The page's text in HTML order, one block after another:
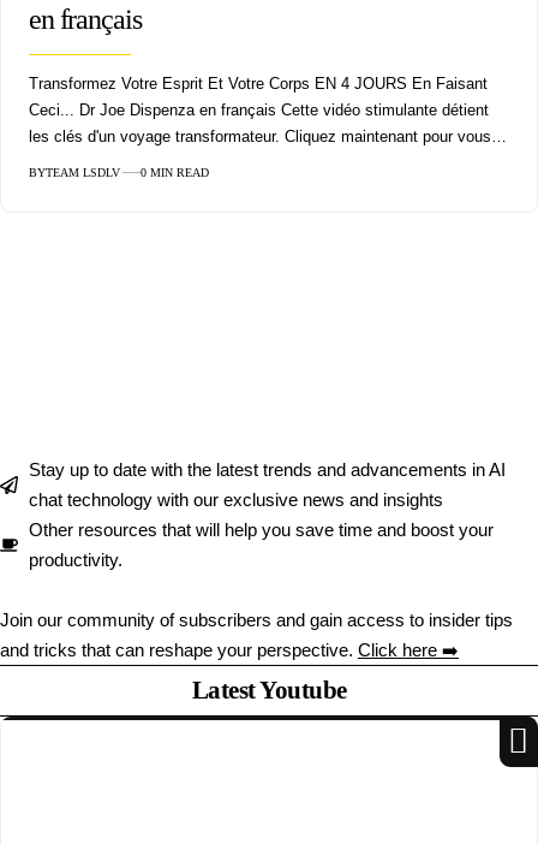
en français
Transformez Votre Esprit Et Votre Corps EN 4 JOURS En Faisant
Ceci... Dr Joe Dispenza en français Cette vidéo stimulante détient
les clés d'un voyage transformateur. Cliquez maintenant pour vous…
BYTEAM LSDLV 0 MIN READ
Stay up to date with the latest trends and advancements in AI
chat technology with our exclusive news and insights
Other resources that will help you save time and boost your
productivity.
Join our community of subscribers and gain access to insider tips
and tricks that can reshape your perspective. Click here ➡️
Latest Youtube